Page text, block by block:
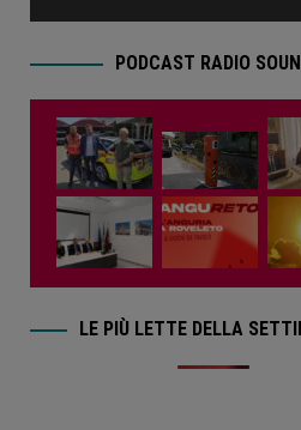
PODCAST RADIO
LE PIÙ LETTE DELLA